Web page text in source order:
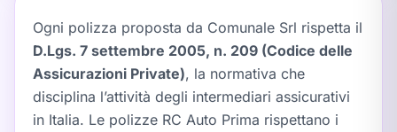
Ogni polizza proposta da Comunale Srl rispetta il
D.Lgs. 7 settembre 2005, n. 209 (Codice delle
Assicurazioni Private), la normativa che
disciplina l’attività degli intermediari assicurativi
in Italia. Le polizze RC Auto Prima rispettano i